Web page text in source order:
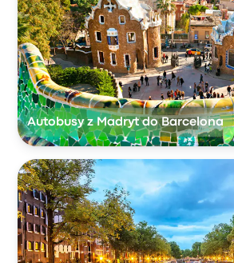
Autobusy z Madryt do Barcelona